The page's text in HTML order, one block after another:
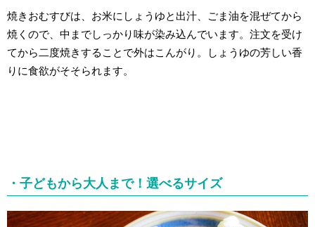
焼きおむすびは、お米にしょうゆと出汁、ごま油を混ぜてから
焼くので、中までしっかり味が染み込んでいます。注文を受け
てから二度焼きすることで外はこんがり。しょうゆの芳しい香
りに食欲がそそられます。
・子どもから大人まで！選べるサイズ